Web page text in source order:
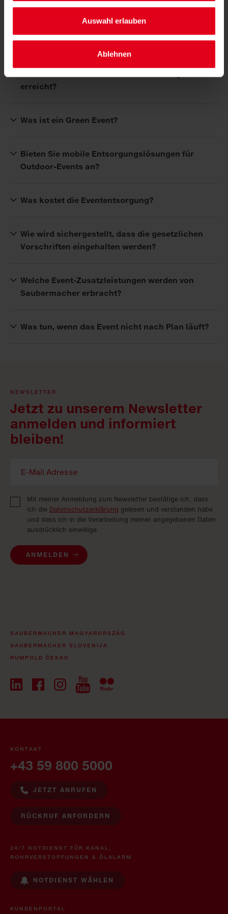
Auswahl erlauben
Ablehnen
Was umfasst ein Abfallwirtschaftskonzept für
Events?
erreicht?
Was ist ein Green Event?
Bieten Sie mobile Entsorgungslösungen für
Outdoor-Events an?
Was kostet die Evententsorgung?
Wie wird sichergestellt, dass die gesetzlichen
Vorschriften eingehalten werden?
Welche Event-Zusatzleistungen werden von
Saubermacher erbracht?
Was tun, wenn das Event nicht nach Plan läuft?
NEWSLETTER
Jetzt zu unserem Newsletter
anmelden und informiert
bleiben!
Mit meiner Anmeldung zum Newsletter bestätige ich, dass
ich die Datenschutzerklärung gelesen und verstanden habe
und dass ich in die Verarbeitung meiner angegebenen Daten
ausdrücklich einwillige.
ANMELDEN
SAUBERMACHER MAGYARORSZÁG
SAUBERMACHER SLOVENIJA
RUMPOLD ČESKO
KONTAKT
+43 59 800 5000
JETZT ANRUFEN
RÜCKRUF ANFORDERN
24/7 NOTDIENST FÜR KANAL,
ROHRVERSTOPFUNGEN & ÖLALARM
NOTDIENST WÄHLEN
KUNDENPORTAL